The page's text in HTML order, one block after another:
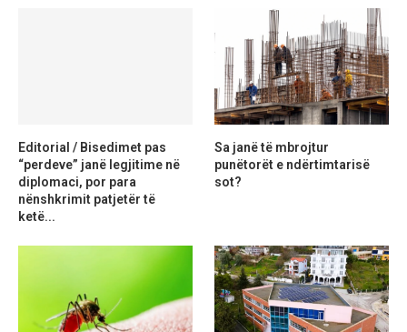
Editorial / Bisedimet pas
“perdeve” janë legjitime në
diplomaci, por para
nënshkrimit patjetër të
ketë...
Sa janë të mbrojtur
punëtorët e ndërtimtarisë
sot?